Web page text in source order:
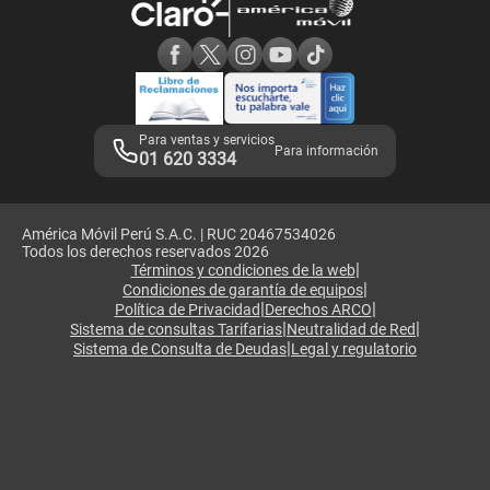
Adquirientes iPhone 6, 6S y SE
Mensaje de Seguridad
Términos y Condiciones de Tienda Claro
Libro de Reclamaciones
Legales de marketplace
Para ventas y servicios
01 620 3334 Para información
América Móvil Perú S.A.C. | RUC 20467534026
Todos los derechos reservados 2026
Términos y condiciones de la web|
Condiciones de garantía de equipos|
Política de Privacidad|Derechos ARCO|
Sistema de consultas Tarifarias|Neutralidad de Red|
Sistema de Consulta de Deudas|Legal y regulatorio